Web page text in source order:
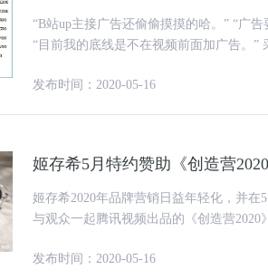
“B站up主接广告还偷偷摸摸的哈。” “广告要有趣，可以恰饭，但是不可以恰得难看。”
“目前我的底线是不在视频前面加广告。” 采访中，几乎每一个用户都注意到越来越多B站
发布时间：2020-05-16
姬存希5月特约赞助《创造营
姬存希2020年品牌营销日益年轻化，并在
与观众一起腾讯视频出品的《创造营2020
发布时间：2020-05-16